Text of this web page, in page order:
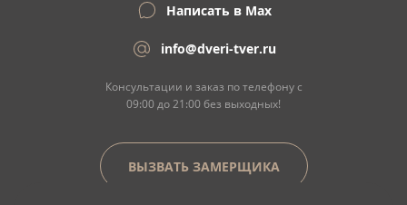
Написать в Max
info@dveri-tver.ru
Консультации и заказ по телефону с
09:00 до 21:00 без выходных!
ВЫЗВАТЬ ЗАМЕРЩИКА